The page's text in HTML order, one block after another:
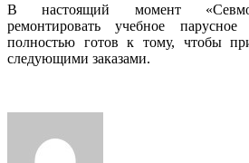
В настоящий момент
ремонтировать учебное
полностью готов к тому, чтобы
следующими заказами.